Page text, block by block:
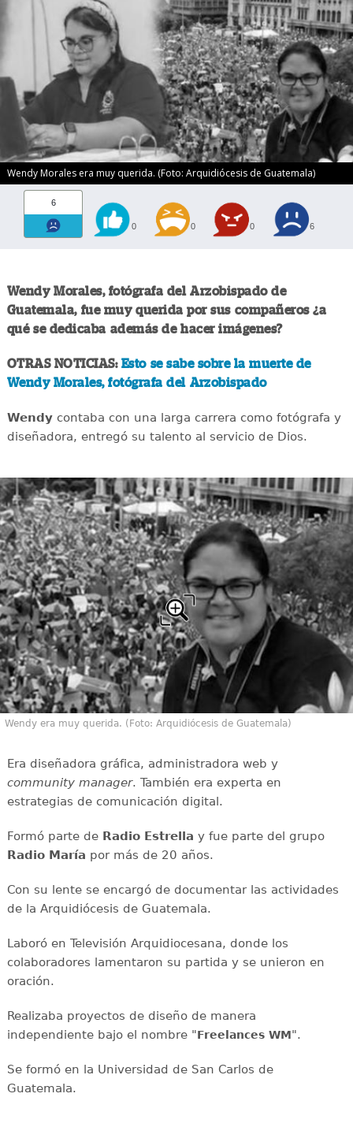
Wendy Morales era muy querida. (Foto: Arquidiócesis de Guatemala)
6
0 0 0 6
Wendy Morales, fotógrafa del Arzobispado de
Guatemala, fue muy querida por sus compañeros ¿a
qué se dedicaba además de hacer imágenes?
OTRAS NOTICIAS: Esto se sabe sobre la muerte de
Wendy Morales, fotógrafa del Arzobispado
Wendycontaba con una larga carrera como fotógrafa y
diseñadora, entregó su talento al servicio de Dios.
Wendy era muy querida. (Foto: Arquidiócesis de Guatemala)
Era diseñadora gráfica, administradora web y
community manager. También era experta en
estrategias de comunicación digital.
Formó parte de Radio Estrella y fue parte del grupo
Radio María por más de 20 años.
Con su lente se encargó de documentar las actividades
de la Arquidiócesis de Guatemala.
Laboró en Televisión Arquidiocesana, donde los
colaboradores lamentaron su partida y se unieron en
oración.
Realizaba proyectos de diseño de manera
independiente bajo el nombre "Freelances WM".
Se formó en la Universidad de San Carlos de
Guatemala.